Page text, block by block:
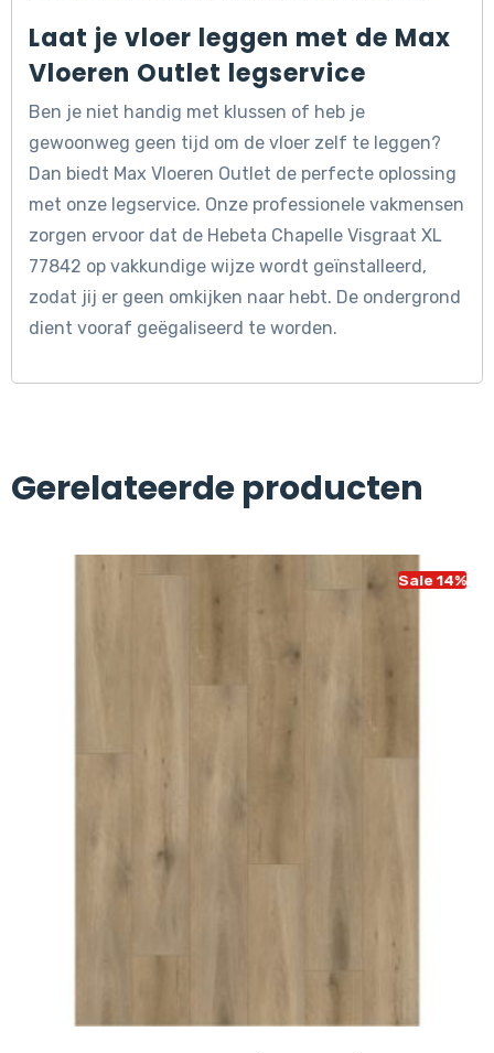
Laat je vloer leggen met de Max
Vloeren Outlet legservice
Ben je niet handig met klussen of heb je
gewoonweg geen tijd om de vloer zelf te leggen?
Dan biedt Max Vloeren Outlet de perfecte oplossing
met onze legservice. Onze professionele vakmensen
zorgen ervoor dat de Hebeta Chapelle Visgraat XL
77842 op vakkundige wijze wordt geïnstalleerd,
zodat jij er geen omkijken naar hebt. De ondergrond
dient vooraf geëgaliseerd te worden.
Gerelateerde producten
Sale 14%